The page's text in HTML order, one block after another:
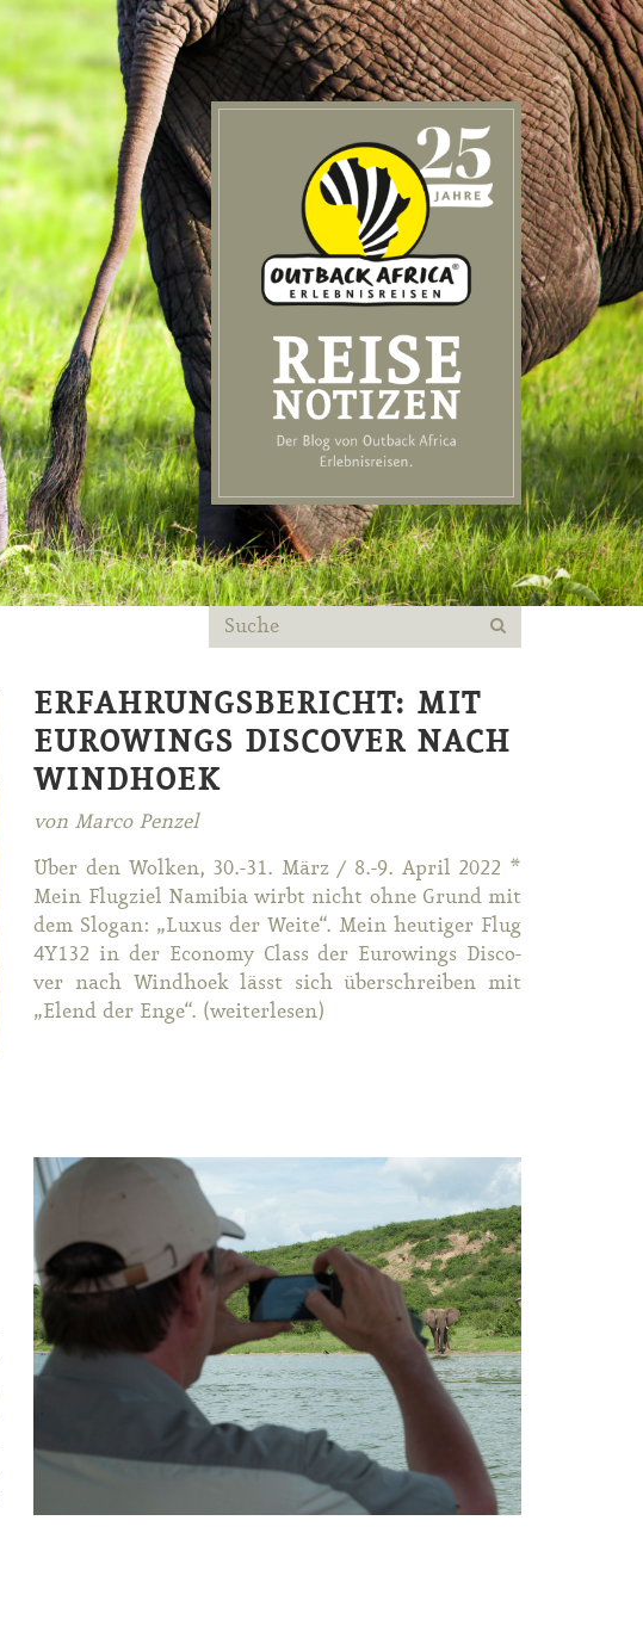
ERFAHRUNGSBERICHT: MIT
EUROWINGS DISCOVER NACH
WINDHOEK
von Marco Penzel
Über den Wol­ken, 30.-31. März / 8.-9. April 2022 *
Mein Flug­ziel Na­mi­bia wirbt nicht oh­ne Grund mit
dem Slo­gan: „Lu­xus der Wei­te“. Mein heu­ti­ger Flug
4Y132 in der Eco­no­my Class der Eu­ro­wings Dis­co­
ver nach Wind­ho­ek lässt sich über­schrei­ben mit
„Elend der En­ge“. (wei­ter­le­sen)